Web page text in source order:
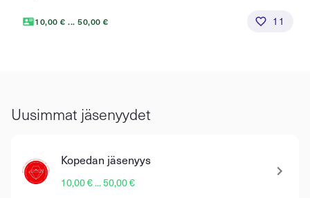
10,00 € ... 50,00 € 11
Uusimmat jäsenyydet
Kopedan jäsenyys
10,00 € ... 50,00 €